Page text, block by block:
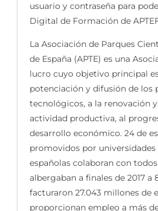
usuario y contraseña para
Digital de Formación de
La Asociación de Parques
de España (APTE) es una
lucro cuyo objetivo principal
potenciación y difusión de los
tecnológicos, a la renovación
actividad productiva, al
desarrollo económico. 24 de
promovidos por
españolas colaboran con
albergaban a finales de 2017 a
facturaron 27.043 millones de
proporcionan empleo a más